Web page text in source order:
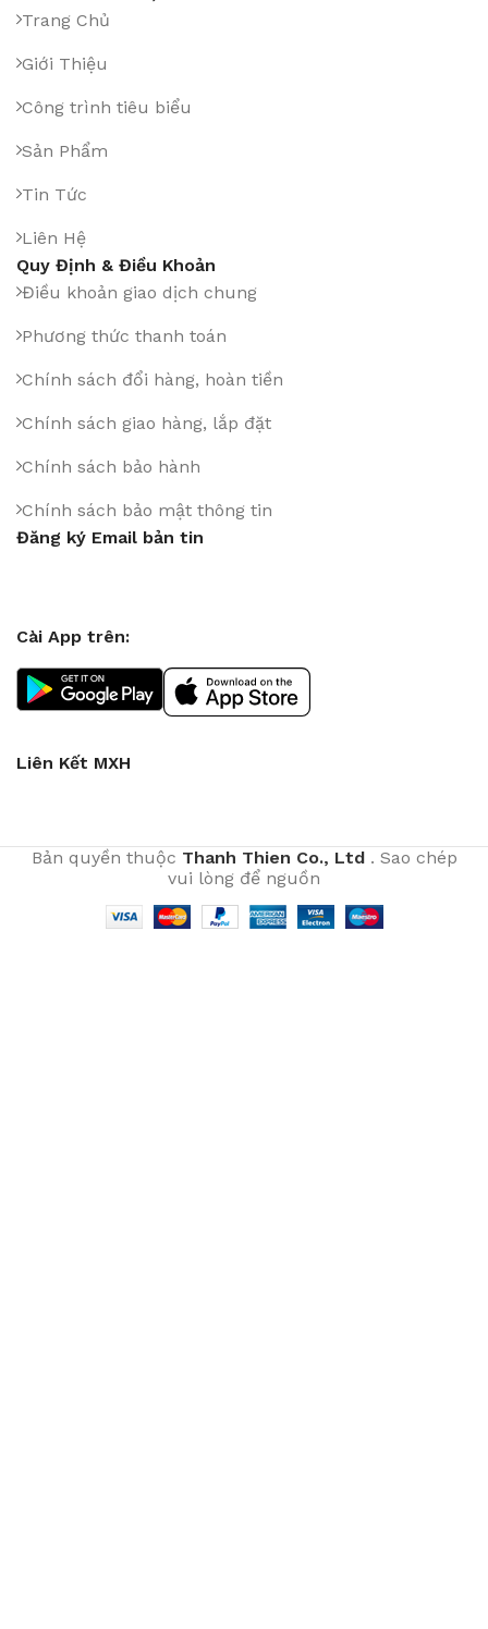
Trang Chủ
Giới Thiệu
Công trình tiêu biểu
Sản Phẩm
Tin Tức
Liên Hệ
Quy Định & Điều Khoản
Điều khoản giao dịch chung
Phương thức thanh toán
Chính sách đổi hàng, hoàn tiền
Chính sách giao hàng, lắp đặt
Chính sách bảo hành
Chính sách bảo mật thông tin
Đăng ký Email bản tin
Cài App trên:
Liên Kết MXH
Bản quyền thuộc Thanh Thien Co., Ltd. Sao chép
vui lòng để nguồn